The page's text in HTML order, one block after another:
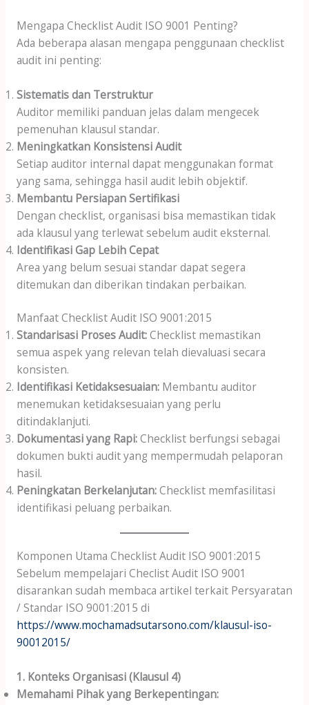
Mengapa Checklist Audit ISO 9001 Penting?
Ada beberapa alasan mengapa penggunaan checklist
audit ini penting:
Sistematis dan Terstruktur
Auditor memiliki panduan jelas dalam mengecek
pemenuhan klausul standar.
Meningkatkan Konsistensi Audit
Setiap auditor internal dapat menggunakan format
yang sama, sehingga hasil audit lebih objektif.
Membantu Persiapan Sertifikasi
Dengan checklist, organisasi bisa memastikan tidak
ada klausul yang terlewat sebelum audit eksternal.
Identifikasi Gap Lebih Cepat
Area yang belum sesuai standar dapat segera
ditemukan dan diberikan tindakan perbaikan.
Manfaat Checklist Audit ISO 9001:2015
Standarisasi Proses Audit:Checklist memastikan
semua aspek yang relevan telah dievaluasi secara
konsisten.
Identifikasi Ketidaksesuaian:Membantu auditor
menemukan ketidaksesuaian yang perlu
ditindaklanjuti.
Dokumentasi yang Rapi:Checklist berfungsi sebagai
dokumen bukti audit yang mempermudah pelaporan
hasil.
Peningkatan Berkelanjutan:Checklist memfasilitasi
identifikasi peluang perbaikan.
Komponen Utama Checklist Audit ISO 9001:2015
Sebelum mempelajari Checlist Audit ISO 9001
disarankan sudah membaca artikel terkait Persyaratan
/ Standar ISO 9001:2015 di
https://www.mochamadsutarsono.com/klausul-iso-
90012015/
1. Konteks Organisasi (Klausul 4)
Memahami Pihak yang Berkepentingan: